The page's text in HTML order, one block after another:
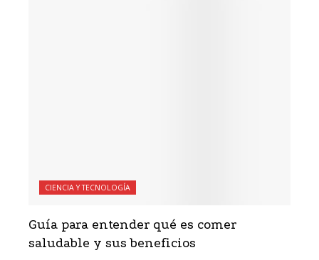
CIENCIA Y TECNOLOGÍA
Guía para entender qué es comer
saludable y sus beneficios